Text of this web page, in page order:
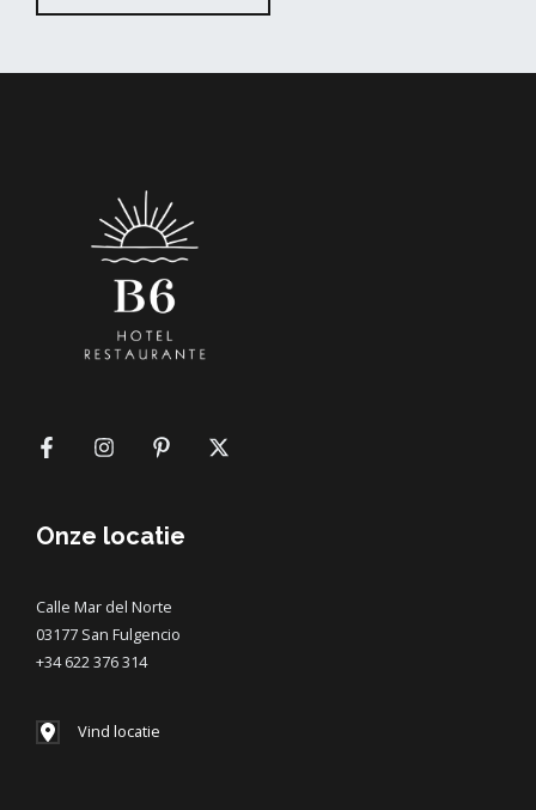
Onze locatie
Calle Mar del Norte
03177 San Fulgencio
+34 622 376 314
Vind locatie